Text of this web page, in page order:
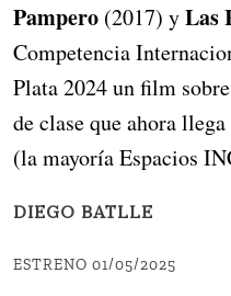
Pampero (2017) yLas
Competencia
Plata 2024 un film
de clase que ahora
(la mayoría Espacios
DIEGO BATLLE
ESTRENO 01/05/2025